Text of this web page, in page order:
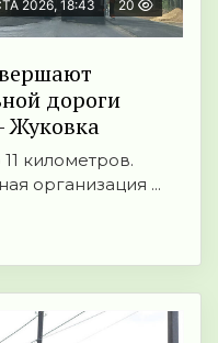
2026, 18:43 20
дороги
Жуковка
километров.
организация ...